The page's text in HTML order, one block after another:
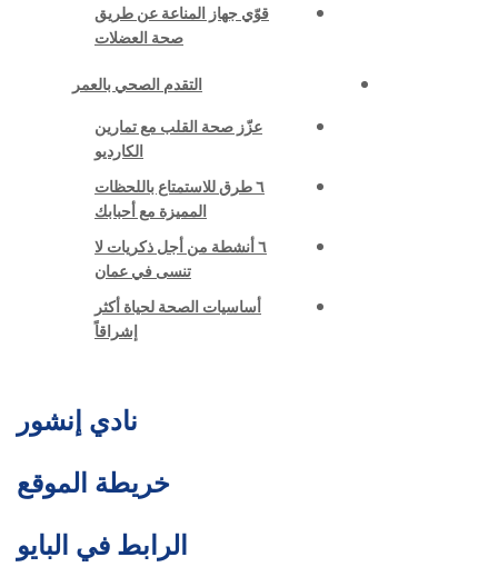
قوّي جهاز المناعة عن طريق
صحة العضلات
التقدم الصحي بالعمر
عزّز صحة القلب مع تمارين
الكارديو
٦ طرق للاستمتاع باللحظات
المميزة مع أحبابك
٦ أنشطة من أجل ذكريات لا
تنسى في عمان
أساسيات الصحة لحياة أكثر
إشراقاً
نادي إنشور
خريطة الموقع
الرابط في البايو